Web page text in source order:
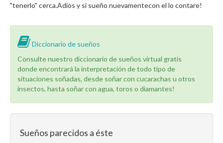
"tenerlo" cerca.Adios y si sueño nuevamentecon el lo contare!
Diccionario de sueños
Consulte nuestro diccionario de sueños virtual gratis
donde encontrará la interpretación de todo tipo de
situaciones soñadas, desde soñar con cucarachas u otros
insectos, hasta soñar con agua, toros o diamantes!
Sueños parecidos a éste